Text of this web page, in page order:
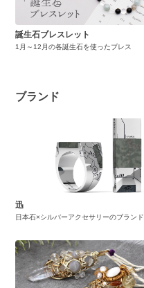
誕生石ブレスレット
1月～12月の各誕生石を使ったブレス
ブランド
迅
日本石×シルバーアクセサリーのブランド